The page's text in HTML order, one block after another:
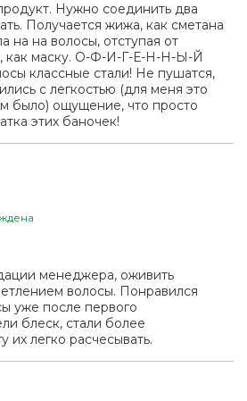
Нужно соединить два
Получается жижа, как сметана
на на волосы, отступая от
как маску. О-Ф-И-Г-Е-Н-Н-Ы-Й
классные стали! Не пушатся,
с легкостью (для меня это
было) ощущение, что просто
этих баночек!
менеджера, оживить
волосы. Понравился
уже после первого
блеск, стали более
их легко расчесывать.